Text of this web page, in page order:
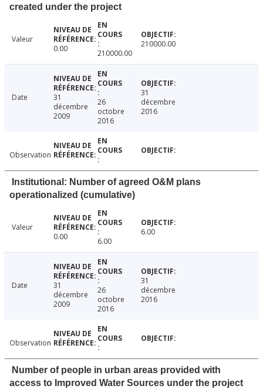
created under the project
Valeur
0.00
210000.00
210000.00
Date
31
décembre
2009
26
octobre
2016
31
décembre
2016
Observation
Institutional: Number of agreed O&M plans
operationalized (cumulative)
Valeur
0.00
6.00
6.00
Date
31
décembre
2009
26
octobre
2016
31
décembre
2016
Observation
Number of people in urban areas provided with
access to Improved Water Sources under the project